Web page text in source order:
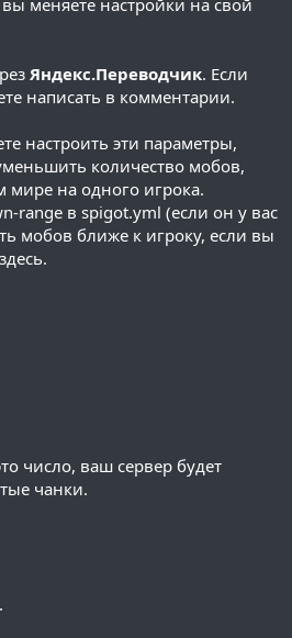
меняете настройки на свой
Яндекс.Переводчик. Если
написать в комментарии.
настроить эти параметры,
количество мобов,
на одного игрока.
range в spigot.yml (если он у вас
мобов ближе к игроку, если вы
число, ваш сервер будет
чанки.